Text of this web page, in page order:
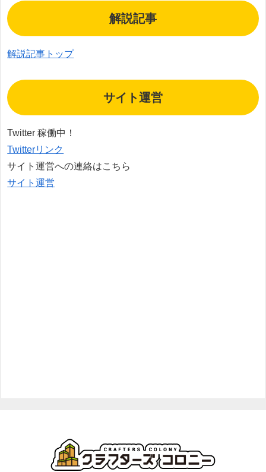
解説記事
解説記事トップ
サイト運営
Twitter 稼働中！
Twitterリンク
サイト運営への連絡はこちら
サイト運営